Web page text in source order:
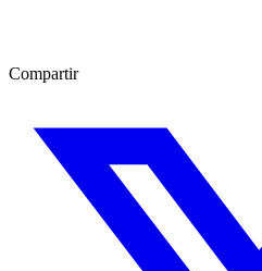
Compartir